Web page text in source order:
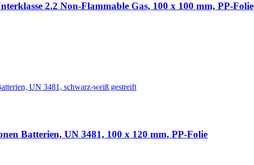
2.2 Non-Flammable Gas, 100 x 100 mm, PP-Folie
Batterien, UN 3481, 100 x 120 mm, PP-Folie